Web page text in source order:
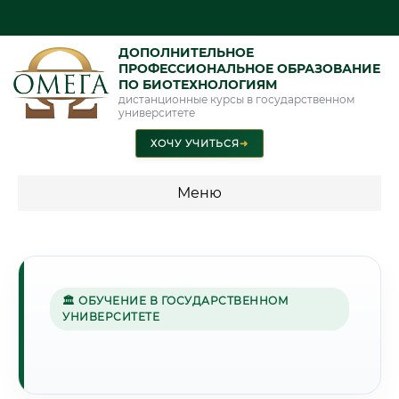
ДОПОЛНИТЕЛЬНОЕ
ПРОФЕССИОНАЛЬНОЕ ОБРАЗОВАНИЕ
ПО БИОТЕХНОЛОГИЯМ
дистанционные курсы в государственном
университете
ХОЧУ УЧИТЬСЯ➜
Меню
🏛 ОБУЧЕНИЕ В ГОСУДАРСТВЕННОМ
УНИВЕРСИТЕТЕ